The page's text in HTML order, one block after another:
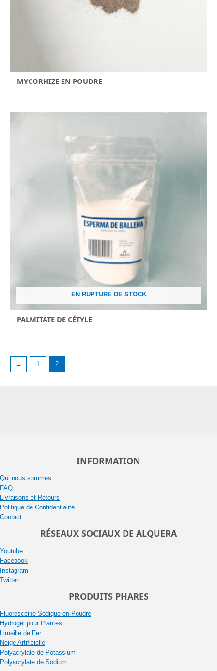
MYCORHIZE EN POUDRE
EN RUPTURE DE STOCK
PALMITATE DE CÉTYLE
← 1 2
INFORMATION
Qui nous sommes
FAQ
Livraisons et Retours
Politique de Confidentialité
Contact
RÉSEAUX SOCIAUX DE ALQUERA
Youtube
Facebook
Instagram
Twitter
PRODUITS PHARES
Fluorescéine Sodique en Poudre
Hydrogel pour Plantes
Limaille de Fer
Neige Artificielle
Polyacrylate de Potassium
Polyacrylate de Sodium